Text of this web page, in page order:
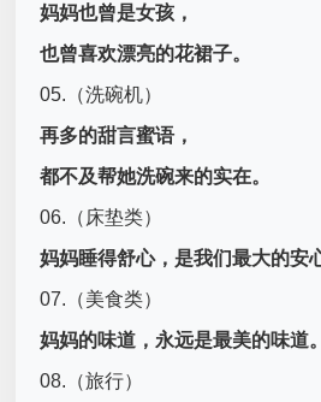
妈妈也曾是女孩，
也曾喜欢漂亮的花裙子。
05.（洗碗机）
再多的甜言蜜语，
都不及帮她洗碗来的实在。
06.（床垫类）
妈妈睡得舒心，是我们最大的安
07.（美食类）
妈妈的味道，永远是最美的味道。
08.（旅行）